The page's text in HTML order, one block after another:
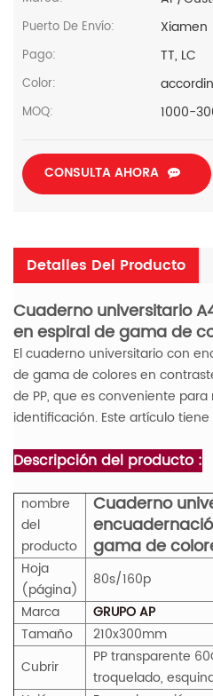
Puerto De Envío: Xiamen
Pago: TT, LC
Color:
MOQ: 1000-
CONSULTA AHORA
Detalles Del Producto
Cuaderno universitario
en espiral de gama de
El cuaderno universitario con
de gama de colores en
de PP, que es conveniente
identificación. Este artículo
Descripción del producto :
nombre
del
producto
Cuaderno
gama de
Hoja
(página)
80s/160p
Marca
GRUPO AP
Tamaño
210x300mm
Cubrir
PP transparente
troquelado,